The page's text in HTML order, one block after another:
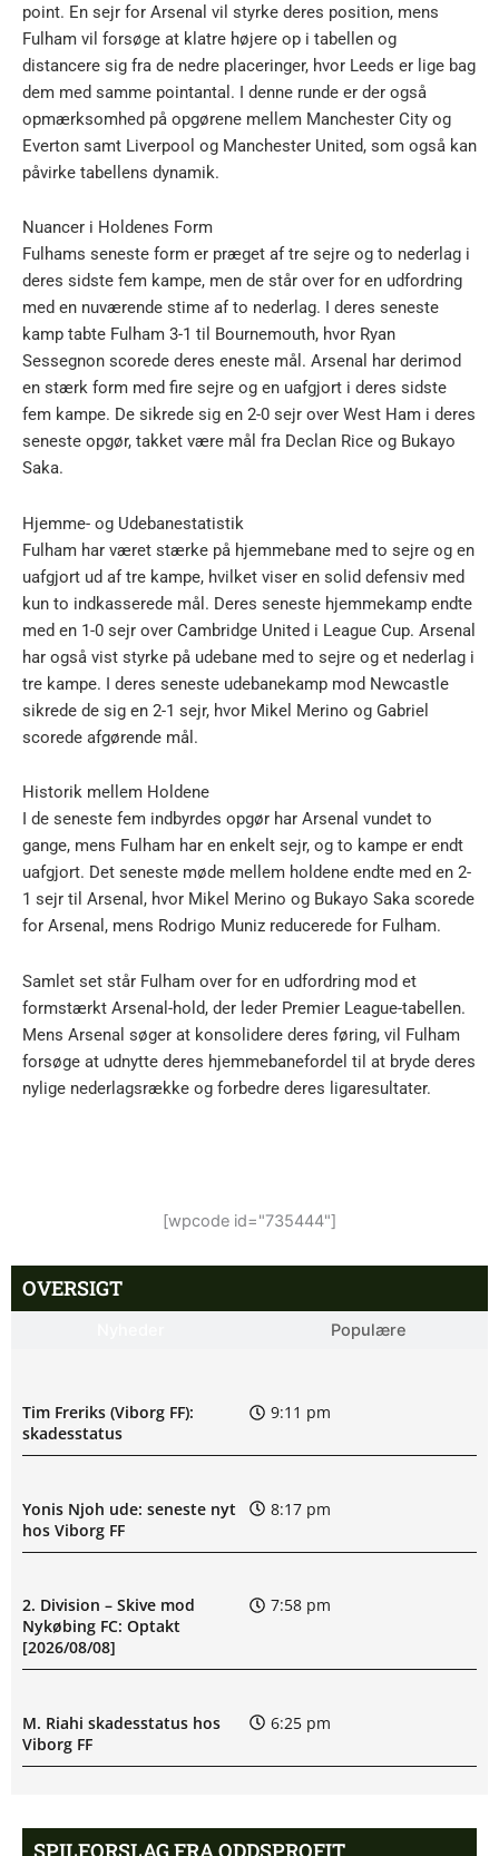
point. En sejr for Arsenal vil styrke deres position, mens
Fulham vil forsøge at klatre højere op i tabellen og
distancere sig fra de nedre placeringer, hvor Leeds er lige bag
dem med samme pointantal. I denne runde er der også
opmærksomhed på opgørene mellem Manchester City og
Everton samt Liverpool og Manchester United, som også kan
påvirke tabellens dynamik.
Nuancer i Holdenes Form
Fulhams seneste form er præget af tre sejre og to nederlag i
deres sidste fem kampe, men de står over for en udfordring
med en nuværende stime af to nederlag. I deres seneste
kamp tabte Fulham 3-1 til Bournemouth, hvor Ryan
Sessegnon scorede deres eneste mål. Arsenal har derimod
en stærk form med fire sejre og en uafgjort i deres sidste
fem kampe. De sikrede sig en 2-0 sejr over West Ham i deres
seneste opgør, takket være mål fra Declan Rice og Bukayo
Saka.
Hjemme- og Udebanestatistik
Fulham har været stærke på hjemmebane med to sejre og en
uafgjort ud af tre kampe, hvilket viser en solid defensiv med
kun to indkasserede mål. Deres seneste hjemmekamp endte
med en 1-0 sejr over Cambridge United i League Cup. Arsenal
har også vist styrke på udebane med to sejre og et nederlag i
tre kampe. I deres seneste udebanekamp mod Newcastle
sikrede de sig en 2-1 sejr, hvor Mikel Merino og Gabriel
scorede afgørende mål.
Historik mellem Holdene
I de seneste fem indbyrdes opgør har Arsenal vundet to
gange, mens Fulham har en enkelt sejr, og to kampe er endt
uafgjort. Det seneste møde mellem holdene endte med en 2-
1 sejr til Arsenal, hvor Mikel Merino og Bukayo Saka scorede
for Arsenal, mens Rodrigo Muniz reducerede for Fulham.
Samlet set står Fulham over for en udfordring mod et
formstærkt Arsenal-hold, der leder Premier League-tabellen.
Mens Arsenal søger at konsolidere deres føring, vil Fulham
forsøge at udnytte deres hjemmebanefordel til at bryde deres
nylige nederlagsrække og forbedre deres ligaresultater.
[wpcode id="735444"]
OVERSIGT
Populære
Tim Freriks (Viborg FF):
skadesstatus
9:11 pm
Yonis Njoh ude: seneste nyt
hos Viborg FF
8:17 pm
2. Division – Skive mod
Nykøbing FC: Optakt
[2026/08/08]
7:58 pm
M. Riahi skadesstatus hos
Viborg FF
6:25 pm
skade hos Bodø/Glimt
SPILFORSLAG FRA ODDSPROFIT